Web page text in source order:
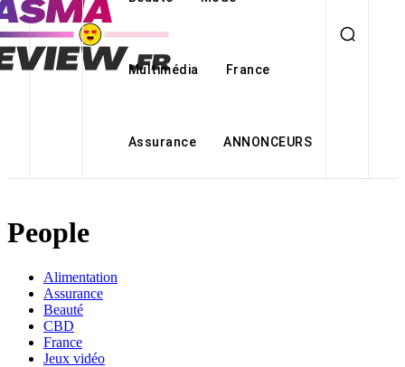
Multimédia France
Assurance ANNONCEURS
People
Alimentation
Assurance
Beauté
CBD
France
Jeux vidéo